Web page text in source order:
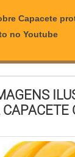
Capacete
no Youtube